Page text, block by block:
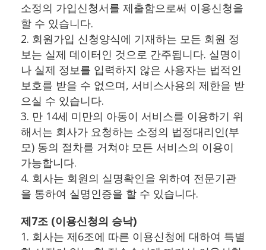
소정의 가입신청서를 제출함으로써 이용신청을
할 수 있습니다.
2. 회원가입 신청양식에 기재하는 모든 회원 정
보는 실제 데이터인 것으로 간주됩니다. 실명이
나 실제 정보를 입력하지 않은 사용자는 법적인
보호를 받을 수 없으며, 서비스사용의 제한을 받
으실 수 있습니다.
3. 만 14세 미만의 아동이 서비스를 이용하기 위
해서는 회사가 요청하는 소정의 법정대리인(부
모) 동의 절차를 거쳐야 모든 서비스의 이용이
가능합니다.
4. 회사는 회원의 실명확인을 위하여 전문기관
을 통하여 실명인증을 할 수 있습니다.
제7조 (이용신청의 승낙)
1. 회사는 제6조에 따른 이용신청에 대하여 특별